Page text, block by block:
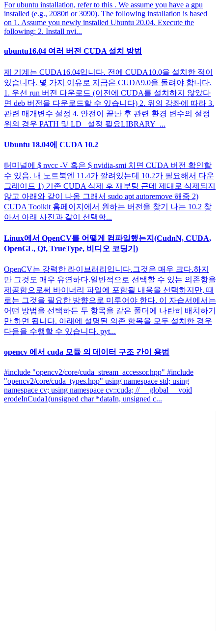
For ubuntu installation, refer to this . We assume you have a gpu
installed (e.g., 2080ti or 3090). The following installation is based
on 1. Assume you newly installed Ubuntu 20.04. Execute the
following: 2. Install nvi...
ubuntu16.04 여러 버전 CUDA 설치 방법
제 기계는 CUDA16.04입니다. 전에 CUDA10.0을 설치한 적이
있습니다. 몇 가지 이유로 지금은 CUDA9.0을 돌려야 합니다.
1. 우선 run 버전 다운로드 (이전에 CUDA를 설치하지 않았다
면 deb 버전을 다운로드할 수 있습니다) 2. 위의 강좌에 따라 3.
관련 매개변수 설정 4. 안전이 끝난 후 관련 환경 변수의 설정
위의 경우 PATH 및 LD_ 설정 필요LIBRARY_...
Ubuntu 18.04에 CUDA 10.2
터미널에 $ nvcc -V 혹은 $ nvidia-smi 치면 CUDA 버전 확인할
수 있음. 내 노트북엔 11.4가 깔려있는데 10.2가 필요해서 다운
그레이드 1) 기존 CUDA 삭제 후 재부팅 근데 제대로 삭제되지
않고 아래와 같이 나옴 그래서 sudo apt autoremove 해줌 2)
CUDA Toolkit 홈페이지에서 원하는 버전을 찾기 나는 10.2 찾
아서 아래 사진과 같이 선택함...
Linux에서 OpenCV를 어떻게 컴파일했는지(CudnN, CUDA,
OpenGL, Qt, TrueType, 비디오 코딩기)
OpenCV는 강력한 라이브러리입니다.그것은 매우 크다.하지
만 그것도 매우 유연하다.일반적으로 선택할 수 있는 의존항을
제공함으로써 바이너리 파일에 포함될 내용을 선택하지만, 때
로는 그것을 필요한 방향으로 미루어야 한다. 이 자습서에서는
어떤 방법을 선택하든 두 항목을 같은 폴더에 나란히 배치하기
만 하면 됩니다. 아래에 설명된 의존 항목을 모두 설치한 경우
다음을 수행할 수 있습니다. pyt...
opencv 에서 cuda 모듈 의 데이터 구조 간이 용법
#include "opencv2/core/cuda_stream_accessor.hpp" #include
"opencv2/core/cuda_types.hpp" using namespace std; using
namespace cv; using namespace cv::cuda; // __global__ void
erodeInCuda1(unsigned char *dataIn, unsigned c...